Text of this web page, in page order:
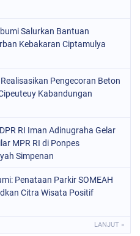
Salurkan Bantuan
Kebakaran Ciptamulya
Pengecoran Beton
Kabandungan
RI Iman Adinugraha Gelar
MPR RI di Ponpes
Simpenan
Penataan Parkir SOMEAH
Citra Wisata Positif
LANJUT »